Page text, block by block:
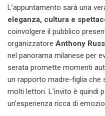
L’appuntamento sarà una
eleganza, cultura e
coinvolgere il pubblico
organizzatore Anthony
nel panorama milanese per
serata promette momenti
un rapporto madre-figlia che
molti lettori. L’invito è quindi
un’esperienza ricca di